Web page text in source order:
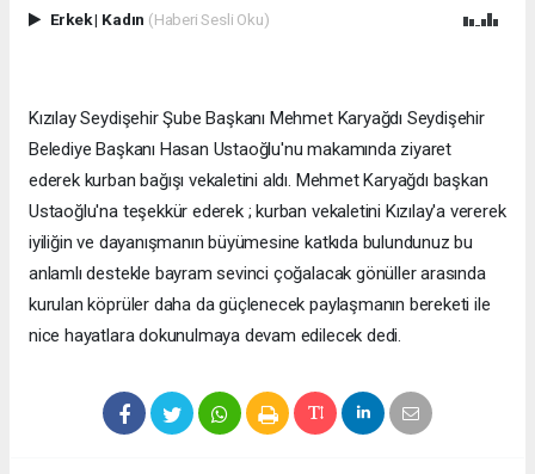
Erkek| Kadın (Haberi Sesli Oku)
Kızılay Seydişehir Şube Başkanı Mehmet Karyağdı Seydişehir
Belediye Başkanı Hasan Ustaoğlu'nu makamında ziyaret
ederek kurban bağışı vekaletini aldı. Mehmet Karyağdı başkan
Ustaoğlu'na teşekkür ederek ; kurban vekaletini Kızılay'a vererek
iyiliğin ve dayanışmanın büyümesine katkıda bulundunuz bu
anlamlı destekle bayram sevinci çoğalacak gönüller arasında
kurulan köprüler daha da güçlenecek paylaşmanın bereketi ile
nice hayatlara dokunulmaya devam edilecek dedi.